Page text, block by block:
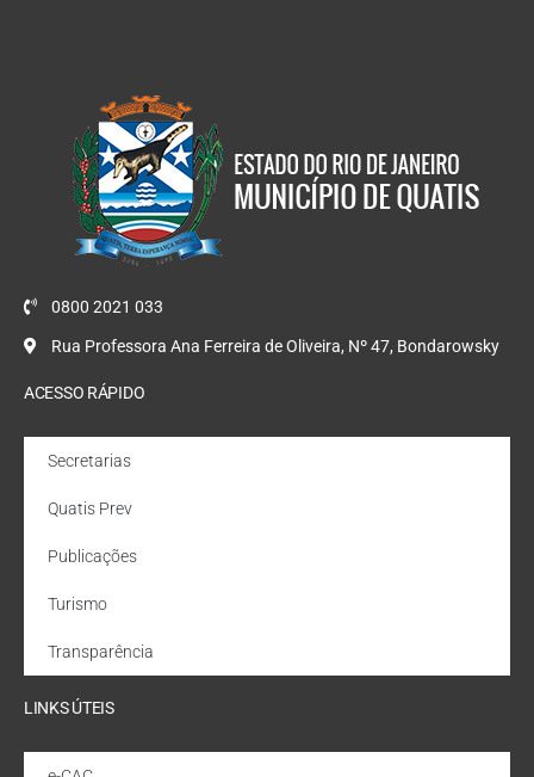
0800 2021 033
Rua Professora Ana Ferreira de Oliveira, Nº 47, Bondarowsky
ACESSO RÁPIDO
Secretarias
Quatis Prev
Publicações
Turismo
Transparência
LINKS ÚTEIS